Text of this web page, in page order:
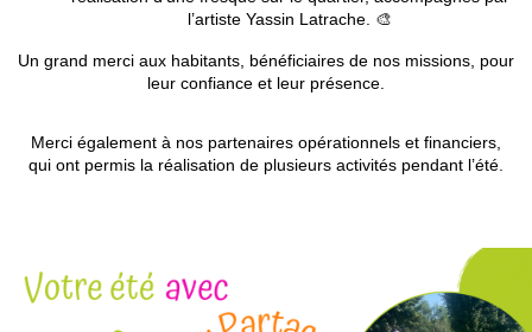
l’artiste Yassin Latrache. 🎨
Un grand merci aux habitants, bénéficiaires de nos missions, pour
leur confiance et leur présence.
Merci également à nos partenaires opérationnels et financiers,
qui ont permis la réalisation de plusieurs activités pendant l’été.